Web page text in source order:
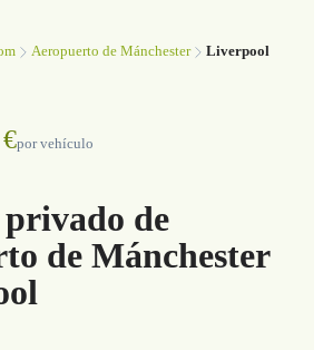
Aeropuerto de Mánchester Liverpool
por vehículo
de
de Mánchester